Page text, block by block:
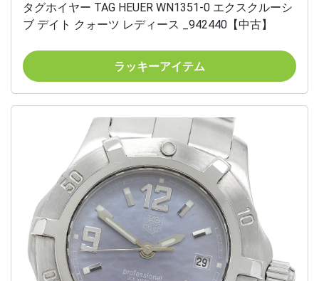
タグホイヤー TAG HEUER WN1351-0 エクスクルーシ
ブ デイト クォーツ レディース _942440【中古】
ラッキーアイテム